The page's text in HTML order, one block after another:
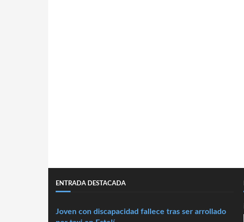
ENTRADA DESTACADA
Joven con discapacidad fallece tras ser arrollado